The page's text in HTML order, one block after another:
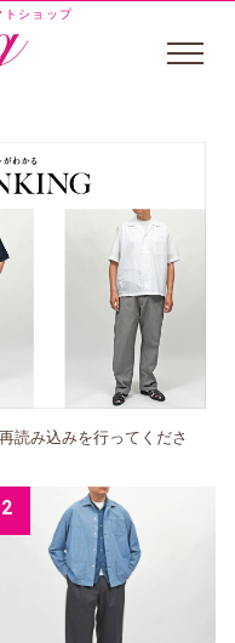
トショップ
読み込みを行ってくださ
2